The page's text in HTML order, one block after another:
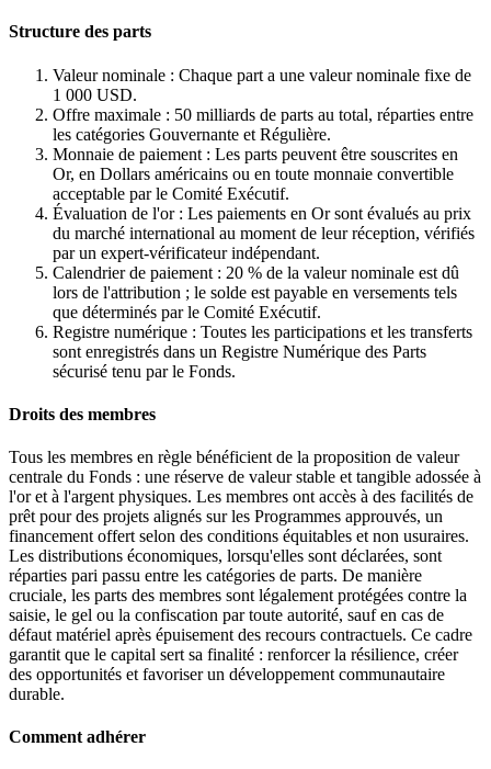
Structure des parts
Valeur nominale : Chaque part a une valeur nominale fixe de
1 000 USD.
Offre maximale : 50 milliards de parts au total, réparties entre
les catégories Gouvernante et Régulière.
Monnaie de paiement : Les parts peuvent être souscrites en
Or, en Dollars américains ou en toute monnaie convertible
acceptable par le Comité Exécutif.
Évaluation de l'or : Les paiements en Or sont évalués au prix
du marché international au moment de leur réception, vérifiés
par un expert-vérificateur indépendant.
Calendrier de paiement : 20 % de la valeur nominale est dû
lors de l'attribution ; le solde est payable en versements tels
que déterminés par le Comité Exécutif.
Registre numérique : Toutes les participations et les transferts
sont enregistrés dans un Registre Numérique des Parts
sécurisé tenu par le Fonds.
Droits des membres
Tous les membres en règle bénéficient de la proposition de valeur
centrale du Fonds : une réserve de valeur stable et tangible adossée à
l'or et à l'argent physiques. Les membres ont accès à des facilités de
prêt pour des projets alignés sur les Programmes approuvés, un
financement offert selon des conditions équitables et non usuraires.
Les distributions économiques, lorsqu'elles sont déclarées, sont
réparties pari passu entre les catégories de parts. De manière
cruciale, les parts des membres sont légalement protégées contre la
saisie, le gel ou la confiscation par toute autorité, sauf en cas de
défaut matériel après épuisement des recours contractuels. Ce cadre
garantit que le capital sert sa finalité : renforcer la résilience, créer
des opportunités et favoriser un développement communautaire
durable.
Comment adhérer